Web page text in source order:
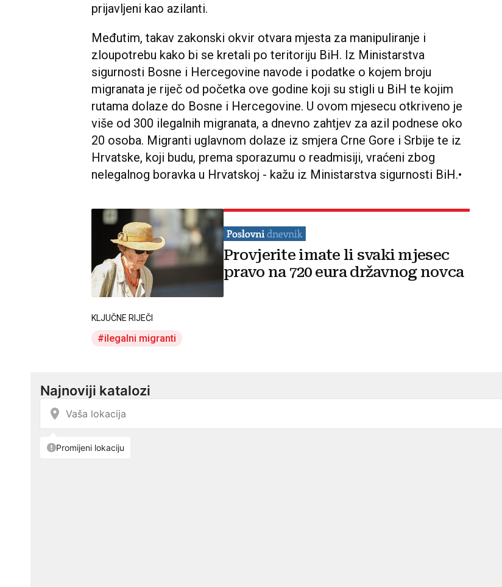
prijavljeni kao azilanti.
Međutim, takav zakonski okvir otvara mjesta za manipuliranje i
zloupotrebu kako bi se kretali po teritoriju BiH. Iz Ministarstva
sigurnosti Bosne i Hercegovine navode i podatke o kojem broju
migranata je riječ od početka ove godine koji su stigli u BiH te kojim
rutama dolaze do Bosne i Hercegovine. U ovom mjesecu otkriveno je
više od 300 ilegalnih migranata, a dnevno zahtjev za azil podnese oko
20 osoba. Migranti uglavnom dolaze iz smjera Crne Gore i Srbije te iz
Hrvatske, koji budu, prema sporazumu o readmisiji, vraćeni zbog
nelegalnog boravka u Hrvatskoj - kažu iz Ministarstva sigurnosti BiH.•
Provjerite imate li svaki mjesec
pravo na 720 eura državnog novca
KLJUČNE RIJEČI
ilegalni migranti